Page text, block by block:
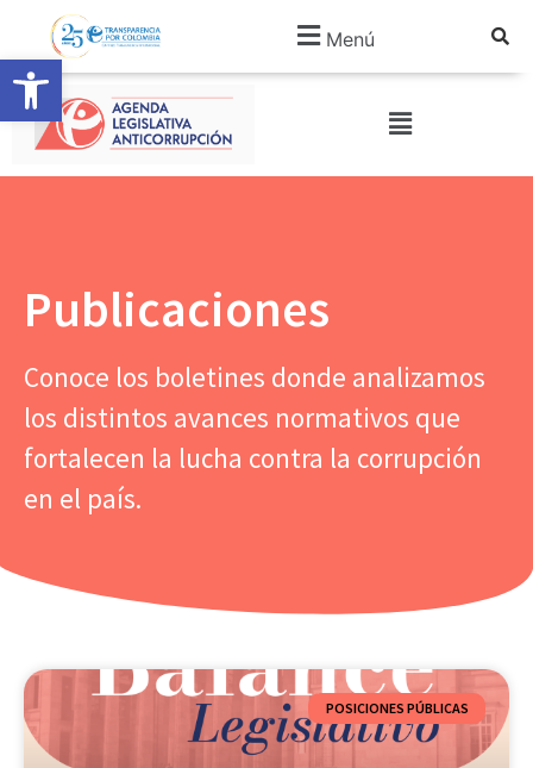
Abrir barra de herramientas
Menú
Publicaciones
Conoce los boletines donde analizamos
los distintos avances normativos que
fortalecen la lucha contra la corrupción
en el país.
POSICIONES PÚBLICAS